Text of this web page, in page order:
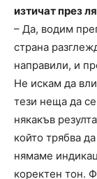
изтичат през
– Да, водим
страна
направили, и
Не искам да
тези неща да
някакъв
който трябва
нямаме
коректен тон.